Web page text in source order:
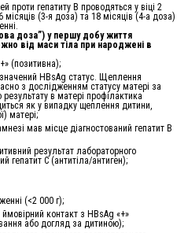
проти гепатиту B проводяться у віці 2
місяців (3-я доза) та 18 місяців (4-а доза)
доза”) у першу добу життя
від маси тіла при народжені в
(позитивна);
HBsAg статус. Щеплення
з дослідженням статусу матері за
в матері профілактика
як у випадку щеплення дитини,
матері;
мав місце діагностований гепатит B
результат лабораторного
гепатит C (антитіла/антиген);
(<2 000 г);
контакт з HBsAg «+»
або догляд за дитиною);